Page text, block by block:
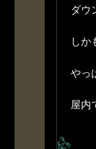
ダウ
しか
やっ
屋内